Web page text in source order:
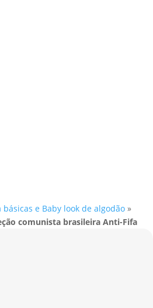
básicas e Baby look de algodão »
comunista brasileira Anti-Fifa